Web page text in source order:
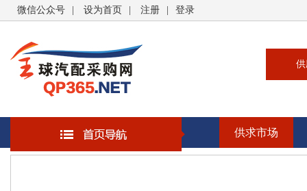
微信公众号 设为首页 注册 登录
供求市场